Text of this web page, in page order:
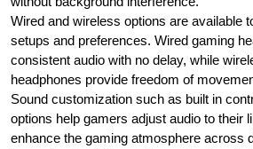
Wired and wireless options are available
setups and preferences. Wired gaming
consistent audio with no delay, while
headphones provide freedom of
Sound customization such as built in
options help gamers adjust audio to their
enhance the gaming atmosphere across